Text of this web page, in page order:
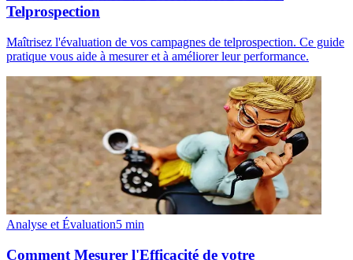
Telprospection
Maîtrisez l'évaluation de vos campagnes de telprospection. Ce guide
pratique vous aide à mesurer et à améliorer leur performance.
Analyse et Évaluation5 min
Comment Mesurer l'Efficacité de votre